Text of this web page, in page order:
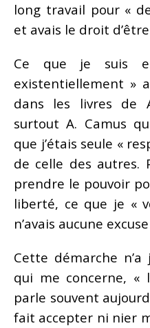
long travail pour «
et avais le droit d’être
Ce que je suis
existentiellement »
dans les livres de
surtout A. Camus
que j’étais seule «
de celle des autres.
prendre le pouvoir
liberté, ce que je «
n’avais aucune
Cette démarche
qui me concerne, «
parle souvent
fait accepter ni nier